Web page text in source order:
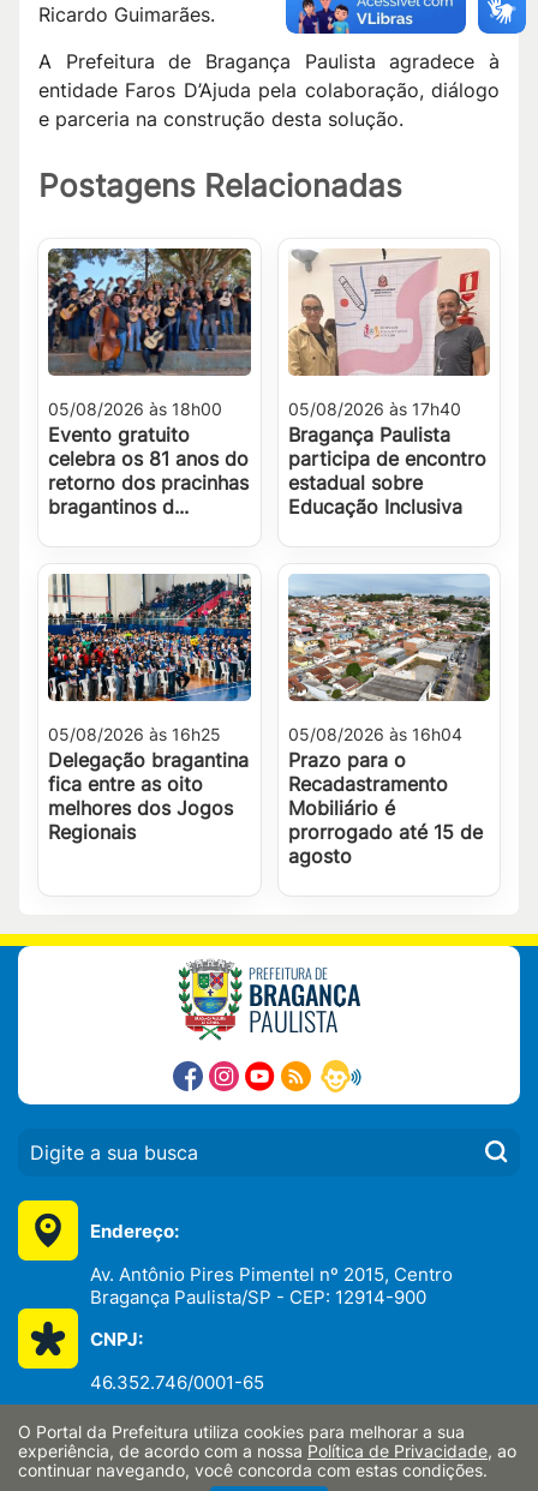
Ricardo Guimarães.
A Prefeitura de Bragança Paulista agradece à
entidade Faros D’Ajuda pela colaboração, diálogo
e parceria na construção desta solução.
Postagens Relacionadas
05/08/2026 às 18h00
Evento gratuito
celebra os 81 anos do
retorno dos pracinhas
bragantinos d...
05/08/2026 às 17h40
Bragança Paulista
participa de encontro
estadual sobre
Educação Inclusiva
05/08/2026 às 16h25
Delegação bragantina
fica entre as oito
melhores dos Jogos
Regionais
05/08/2026 às 16h04
Prazo para o
Recadastramento
Mobiliário é
prorrogado até 15 de
agosto
PREFEITURA DE
BRAGANÇA
PAULISTA
Endereço:
Av. Antônio Pires Pimentel nº 2015, Centro
Bragança Paulista/SP - CEP: 12914-900
CNPJ:
46.352.746/0001-65
Telefones:
O Portal da Prefeitura utiliza cookies para melhorar a sua
experiência, de acordo com a nossa Política de Privacidade, ao
continuar navegando, você concorda com estas condições.